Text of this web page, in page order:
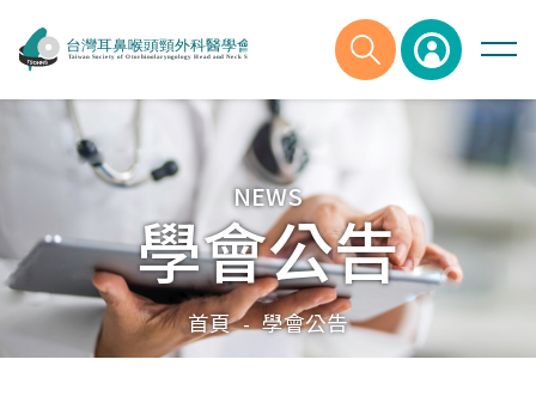
NEWS
學會公告
首頁 - 學會公告